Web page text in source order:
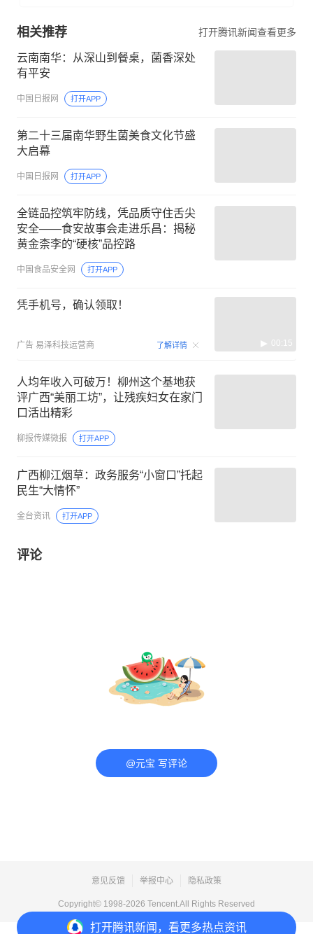
打开腾讯新闻，看更多热点资讯
相关推荐 打开腾讯新闻查看更多
云南南华：从深山到餐桌，菌香深处
有平安
中国日报网 打开APP
第二十三届南华野生菌美食文化节盛
大启幕
中国日报网 打开APP
全链品控筑牢防线，凭品质守住舌尖
安全——食安故事会走进乐昌：揭秘
黄金柰李的“硬核”品控路
中国食品安全网 打开APP
凭手机号，确认领取！
广告 易泽科技运营商 了解详情 00:15
人均年收入可破万！柳州这个基地获
评广西“美丽工坊”，让残疾妇女在家门
口活出精彩
柳报传媒微报 打开APP
广西柳江烟草：政务服务“小窗口”托起
民生“大情怀”
金台资讯 打开APP
评论
@元宝 写评论
意见反馈 举报中心 隐私政策
Copyright© 1998-2026 Tencent.All Rights Reserved